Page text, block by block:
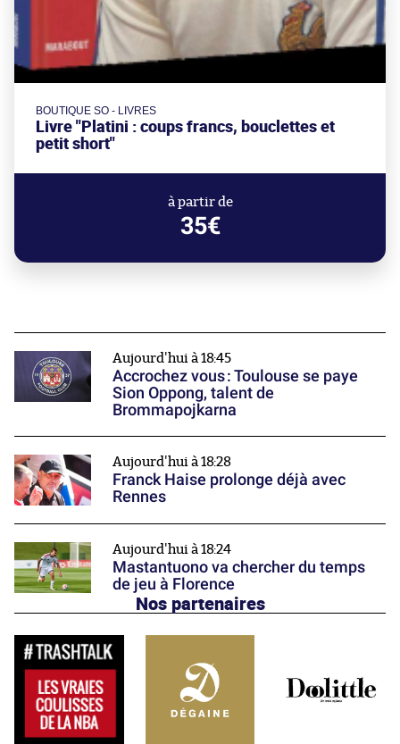
BOUTIQUE SO - LIVRES
Livre "Platini : coups francs, bouclettes et
petit short"
à partir de
35€
Aujourd'hui à 18:45
Accrochez vous : Toulouse se paye
Sion Oppong, talent de
Brommapojkarna
Aujourd'hui à 18:28
Franck Haise prolonge déjà avec
Rennes
Aujourd'hui à 18:24
Mastantuono va chercher du temps
de jeu à Florence
Nos partenaires